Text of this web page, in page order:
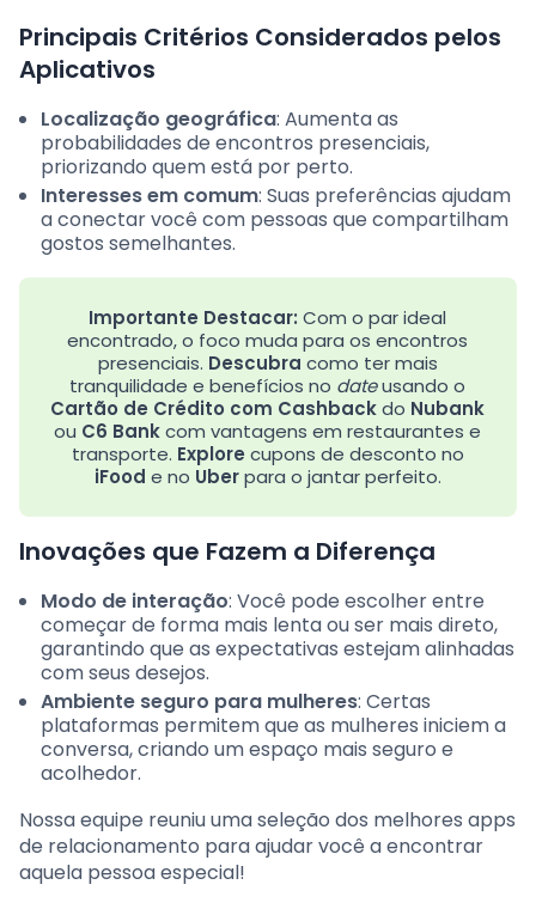
Principais Critérios Considerados pelos
Aplicativos
Localização geográfica: Aumenta as
probabilidades de encontros presenciais,
priorizando quem está por perto.
Interesses em comum: Suas preferências ajudam
a conectar você com pessoas que compartilham
gostos semelhantes.
Importante Destacar: Com o par ideal
encontrado, o foco muda para os encontros
presenciais. Descubra como ter mais
tranquilidade e benefícios no dateusando o
Cartão de Crédito com Cashbackdo Nubank
ou C6 Bankcom vantagens em restaurantes e
transporte. Explore cupons de desconto no
iFood e no Uberpara o jantar perfeito.
Inovações que Fazem a Diferença
Modo de interação: Você pode escolher entre
começar de forma mais lenta ou ser mais direto,
garantindo que as expectativas estejam alinhadas
com seus desejos.
Ambiente seguro para mulheres: Certas
plataformas permitem que as mulheres iniciem a
conversa, criando um espaço mais seguro e
acolhedor.
Nossa equipe reuniu uma seleção dos melhores apps
de relacionamento para ajudar você a encontrar
aquela pessoa especial!